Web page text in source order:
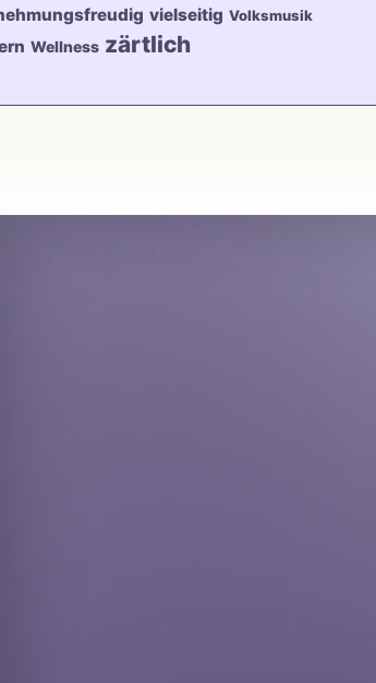
vielseitig Volksmusik
Wellness zärtlich